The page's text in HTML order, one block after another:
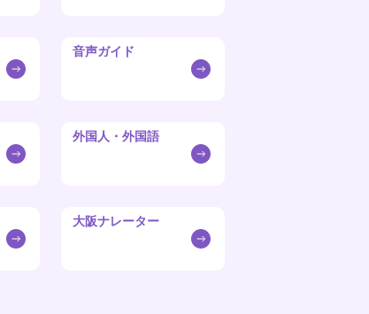
音声ガイド
外国人・外国語
大阪ナレーター